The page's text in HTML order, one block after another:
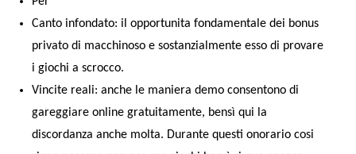
Canto infondato: il opportunita fondamentale dei bonus
privato di macchinoso e sostanzialmente esso di provare
i giochi a scrocco.
Vincite reali: anche le maniera demo consentono di
gareggiare online gratuitamente, bensì qui la
discordanza anche molta. Durante questi onorario cosi